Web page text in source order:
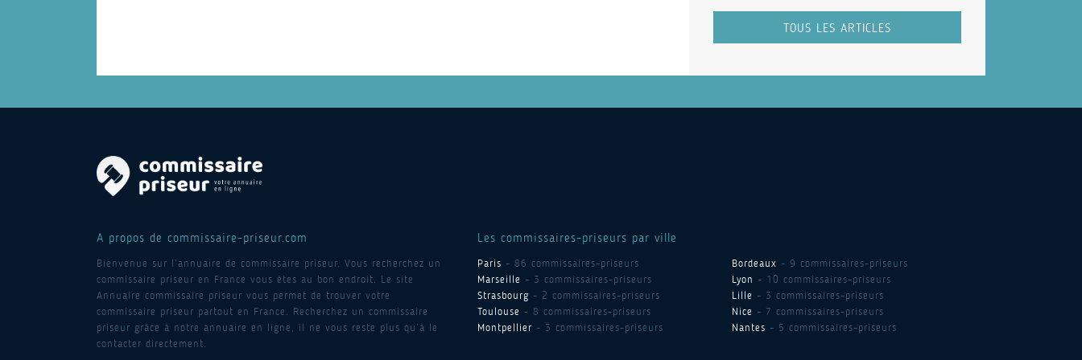
TOUS LES ARTICLES
A propos de commissaire-priseur.com
Bienvenue sur l’annuaire de commissaire priseur. Vous recherchez un
commissaire priseur en France vous êtes au bon endroit. Le site
Annuaire commissaire priseur vous permet de trouver votre
commissaire priseur partout en France. Recherchez un commissaire
priseur grâce à notre annuaire en ligne, il ne vous reste plus qu’à le
contacter directement.
Les commissaires-priseurs par ville
Paris - 86 commissaires-priseurs Bordeaux - 9 commissaires-priseurs
Marseille - 3 commissaires-priseurs Lyon - 10 commissaires-priseurs
Strasbourg - 2 commissaires-priseurs Lille - 3 commissaires-priseurs
Toulouse - 8 commissaires-priseurs Nice - 7 commissaires-priseurs
Montpellier - 3 commissaires-priseurs Nantes - 5 commissaires-priseurs